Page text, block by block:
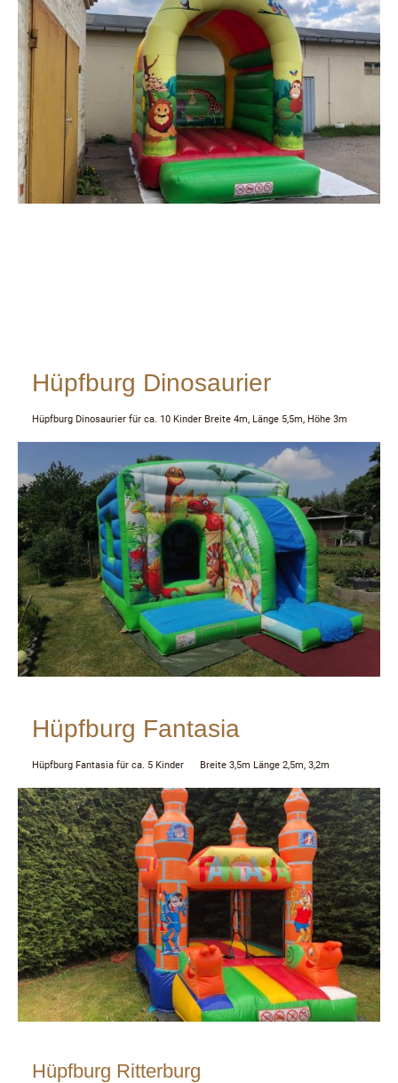
Hüpfburg Dinosaurier
Hüpfburg Dinosaurier für ca. 10 Kinder Breite 4m, Länge 5,5m, Höhe 3m
Hüpfburg Fantasia
Hüpfburg Fantasia für ca. 5 Kinder Breite 3,5m Länge 2,5m, 3,2m
Hüpfburg Ritterburg